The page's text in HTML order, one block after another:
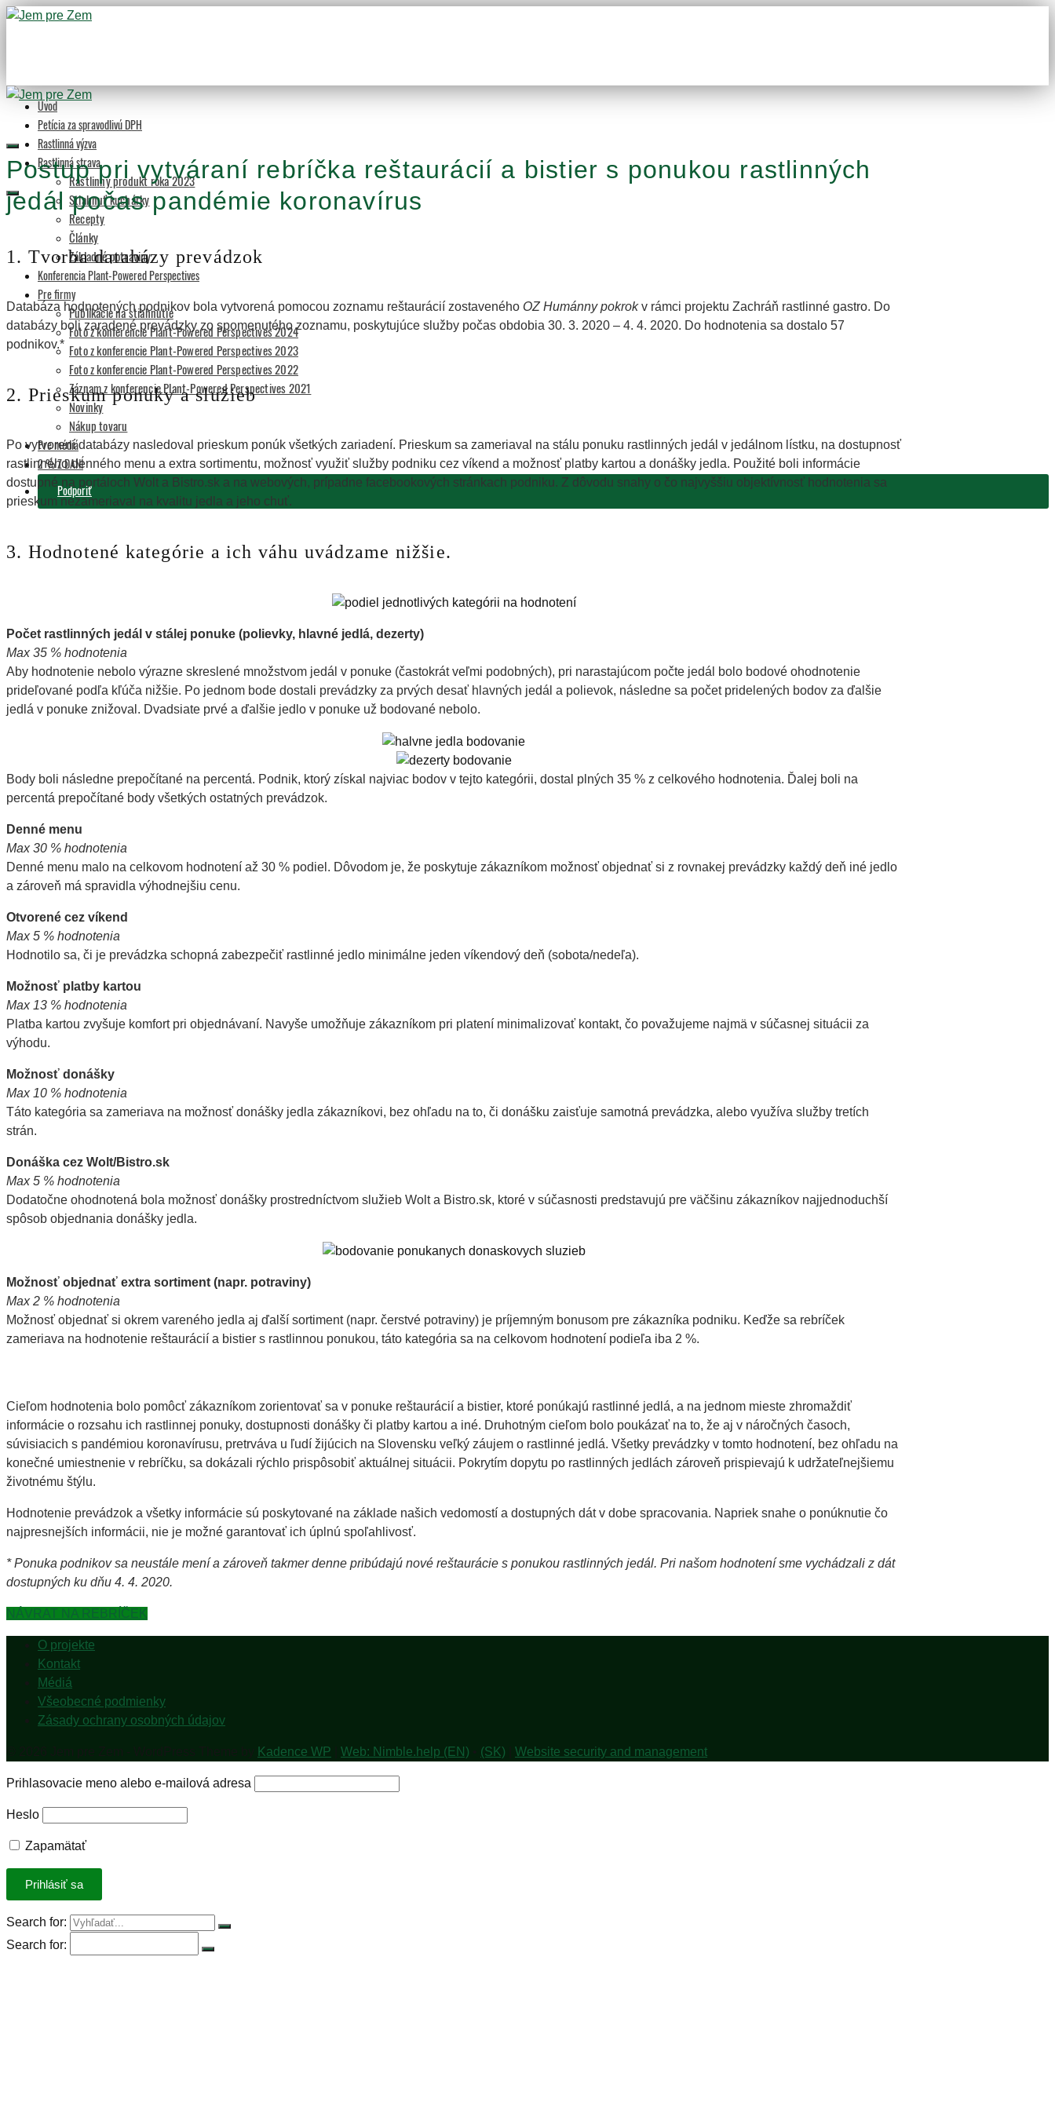
Úvod
Petícia za spravodlivú DPH
Rastlinná výzva
Rastlinná strava
Rastlinný produkt roka 2023
Stiahnuť kuchárky
Recepty
Články
Základné potraviny
Konferencia Plant-Powered Perspectives
Pre firmy
Publikácie na stiahnutie
Foto z konferencie Plant-Powered Perspectives 2024
Foto z konferencie Plant-Powered Perspectives 2023
Foto z konferencie Plant-Powered Perspectives 2022
Záznam z konferencie Plant-Powered Perspectives 2021
Novinky
Nákup tovaru
Pre médiá
2 % Z DANÍ
Podporiť
Postup pri vytváraní rebríčka reštaurácií a bistier s ponukou rastlinných
jedál počas pandémie koronavírus
1. Tvorba databázy prevádzok
Databáza hodnotených podnikov bola vytvorená pomocou zoznamu reštaurácií zostaveného OZ Humánny pokrokv rámci projektu Zachráň rastlinné gastro. Do
databázy boli zaradené prevádzky zo spomenutého zoznamu, poskytujúce služby počas obdobia 30. 3. 2020 – 4. 4. 2020. Do hodnotenia sa dostalo 57
podnikov.*
2. Prieskum ponuky a služieb
Po vytvorení databázy nasledoval prieskum ponúk všetkých zariadení. Prieskum sa zameriaval na stálu ponuku rastlinných jedál v jedálnom lístku, na dostupnosť
rastlinného denného menu a extra sortimentu, možnosť využiť služby podniku cez víkend a možnosť platby kartou a donášky jedla. Použité boli informácie
dostupné na portáloch Wolt a Bistro.sk a na webových, prípadne facebookových stránkach podniku. Z dôvodu snahy o čo najvyššiu objektívnosť hodnotenia sa
prieskum nezameriaval na kvalitu jedla a jeho chuť.
3. Hodnotené kategórie a ich váhu uvádzame nižšie.
Počet rastlinných jedál v stálej ponuke (polievky, hlavné jedlá, dezerty)
Max 35 % hodnotenia
Aby hodnotenie nebolo výrazne skreslené množstvom jedál v ponuke (častokrát veľmi podobných), pri narastajúcom počte jedál bolo bodové ohodnotenie
prideľované podľa kľúča nižšie. Po jednom bode dostali prevádzky za prvých desať hlavných jedál a polievok, následne sa počet pridelených bodov za ďalšie
jedlá v ponuke znižoval. Dvadsiate prvé a ďalšie jedlo v ponuke už bodované nebolo.
Body boli následne prepočítané na percentá. Podnik, ktorý získal najviac bodov v tejto kategórii, dostal plných 35 % z celkového hodnotenia. Ďalej boli na
percentá prepočítané body všetkých ostatných prevádzok.
Denné menu
Max 30 % hodnotenia
Denné menu malo na celkovom hodnotení až 30 % podiel. Dôvodom je, že poskytuje zákazníkom možnosť objednať si z rovnakej prevádzky každý deň iné jedlo
a zároveň má spravidla výhodnejšiu cenu.
Otvorené cez víkend
Max 5 % hodnotenia
Hodnotilo sa, či je prevádzka schopná zabezpečiť rastlinné jedlo minimálne jeden víkendový deň (sobota/nedeľa).
Možnosť platby kartou
Max 13 % hodnotenia
Platba kartou zvyšuje komfort pri objednávaní. Navyše umožňuje zákazníkom pri platení minimalizovať kontakt, čo považujeme najmä v súčasnej situácii za
výhodu.
Možnosť donášky
Max 10 % hodnotenia
Táto kategória sa zameriava na možnosť donášky jedla zákazníkovi, bez ohľadu na to, či donášku zaisťuje samotná prevádzka, alebo využíva služby tretích
strán.
Donáška cez Wolt/Bistro.sk
Max 5 % hodnotenia
Dodatočne ohodnotená bola možnosť donášky prostredníctvom služieb Wolt a Bistro.sk, ktoré v súčasnosti predstavujú pre väčšinu zákazníkov najjednoduchší
spôsob objednania donášky jedla.
Možnosť objednať extra sortiment (napr. potraviny)
Max 2 % hodnotenia
Možnosť objednať si okrem vareného jedla aj ďalší sortiment (napr. čerstvé potraviny) je príjemným bonusom pre zákazníka podniku. Keďže sa rebríček
zameriava na hodnotenie reštaurácií a bistier s rastlinnou ponukou, táto kategória sa na celkovom hodnotení podieľa iba 2 %.
Cieľom hodnotenia bolo pomôcť zákazníkom zorientovať sa v ponuke reštaurácií a bistier, ktoré ponúkajú rastlinné jedlá, a na jednom mieste zhromaždiť
informácie o rozsahu ich rastlinnej ponuky, dostupnosti donášky či platby kartou a iné. Druhotným cieľom bolo poukázať na to, že aj v náročných časoch,
súvisiacich s pandémiou koronavírusu, pretrváva u ľudí žijúcich na Slovensku veľký záujem o rastlinné jedlá. Všetky prevádzky v tomto hodnotení, bez ohľadu na
konečné umiestnenie v rebríčku, sa dokázali rýchlo prispôsobiť aktuálnej situácii. Pokrytím dopytu po rastlinných jedlách zároveň prispievajú k udržateľnejšiemu
životnému štýlu.
Hodnotenie prevádzok a všetky informácie sú poskytované na základe našich vedomostí a dostupných dát v dobe spracovania. Napriek snahe o ponúknutie čo
najpresnejších informácii, nie je možné garantovať ich úplnú spoľahlivosť.
* Ponuka podnikov sa neustále mení a zároveň takmer denne pribúdajú nové reštaurácie s ponukou rastlinných jedál. Pri našom hodnotení sme vychádzali z dát
dostupných ku dňu 4. 4. 2020.
NÁVRAT NA REBRÍČEK
O projekte
Kontakt
Médiá
Všeobecné podmienky
Zásady ochrany osobných údajov
Kadence WP Web: Nimble.help (EN) (SK) Website security and management
Prihlasovacie meno alebo e-mailová adresa
Heslo
Zapamätať
Search for:
Search for: